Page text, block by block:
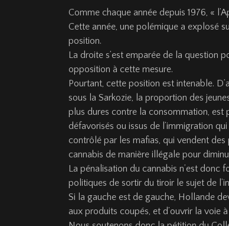
Comme chaque année depuis 1976, «
Cette année, une polémique a explosé
position.
La droite s’est emparée de la question
opposition à cette mesure.
Pourtant, cette position est intenable.
sous la Sarkozie, la proportion des
plus dures contre la consommation, est
défavorisés ou issus de l’immigration
contrôlé par les mafias, qui vendent
cannabis de manière illégale pour
La pénalisation du cannabis n’est donc
politiques de sortir du tiroir le sujet de
Si la gauche est de gauche, Hollande
aux produits coupés, et d’ouvrir la voie